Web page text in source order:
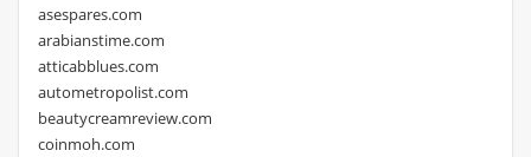
asespares.com
arabianstime.com
atticabblues.com
autometropolist.com
beautycreamreview.com
coinmoh.com